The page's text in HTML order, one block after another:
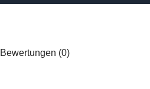
Bewertungen (0)